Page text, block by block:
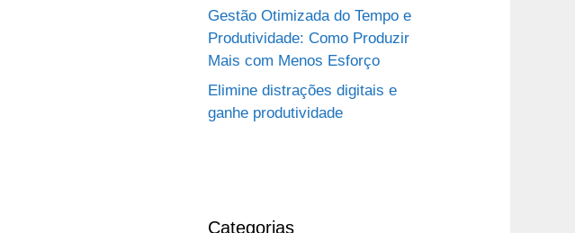
Gestão Otimizada do Tempo e
Produtividade: Como Produzir
Mais com Menos Esforço
Elimine distrações digitais e
ganhe produtividade
Categorias